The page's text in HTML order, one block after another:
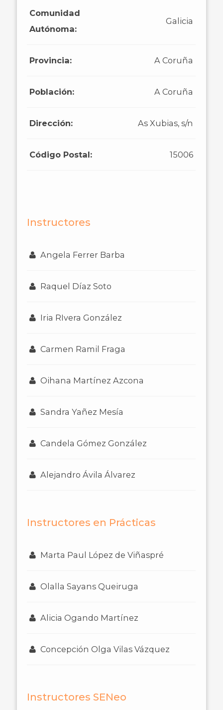
Comunidad
Autónoma:
Galicia
Provincia: A Coruña
Población: A Coruña
Dirección: As Xubias, s/n
Código Postal: 15006
Instructores
Angela Ferrer Barba
Raquel Díaz Soto
Iria RIvera González
Carmen Ramil Fraga
Oihana Martínez Azcona
Sandra Yañez Mesía
Candela Gómez González
Alejandro Ávila Álvarez
Instructores en Prácticas
Marta Paul López de Viñaspré
Olalla Sayans Queiruga
Alicia Ogando Martínez
Concepción Olga Vilas Vázquez
Instructores SENeo